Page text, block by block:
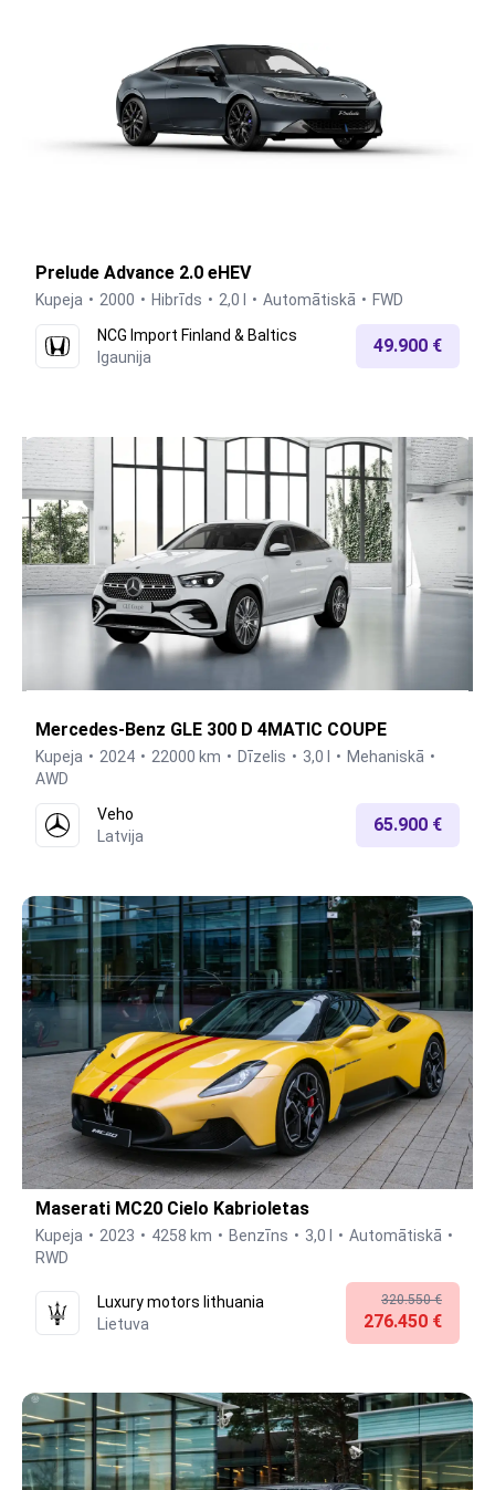
Prelude Advance 2.0 eHEV
Kupeja 2000 Hibrīds 2,0 l Automātiskā
FWD
NCG Import Finland & Baltics
Igaunija
49.900 €
Mercedes-Benz GLE 300 D 4MATIC COUPE
Kupeja 2024 22000 km Dīzelis 3,0 l
Mehaniskā
AWD
Veho
Latvija
65.900 €
Maserati MC20 Cielo Kabrioletas
Kupeja 2023 4258 km Benzīns 3,0 l
Automātiskā
RWD
Luxury motors lithuania
Lietuva
320.550 €
276.450 €